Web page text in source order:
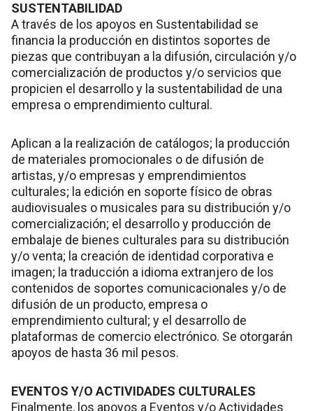
SUSTENTABILIDAD
A través de los apoyos en Sustentabilidad se
financia la producción en distintos soportes de
piezas que contribuyan a la difusión, circulación y/o
comercialización de productos y/o servicios que
propicien el desarrollo y la sustentabilidad de una
empresa o emprendimiento cultural.
Aplican a la realización de catálogos; la producción
de materiales promocionales o de difusión de
artistas, y/o empresas y emprendimientos
culturales; la edición en soporte físico de obras
audiovisuales o musicales para su distribución y/o
comercialización; el desarrollo y producción de
embalaje de bienes culturales para su distribución
y/o venta; la creación de identidad corporativa e
imagen; la traducción a idioma extranjero de los
contenidos de soportes comunicacionales y/o de
difusión de un producto, empresa o
emprendimiento cultural; y el desarrollo de
plataformas de comercio electrónico. Se otorgarán
apoyos de hasta 36 mil pesos.
EVENTOS Y/O ACTIVIDADES CULTURALES
Finalmente, los apoyos a Eventos y/o Actividades